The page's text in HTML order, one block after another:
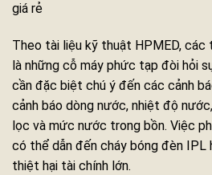
giá rẻ
Theo tài liệu kỹ thuật HPMED,
là những cỗ máy phức tạp đòi hỏi
cần đặc biệt chú ý đến các cảnh
cảnh báo dòng nước, nhiệt độ
lọc và mức nước trong bồn. Việc
có thể dẫn đến cháy bóng đèn IPL
thiệt hại tài chính lớn.